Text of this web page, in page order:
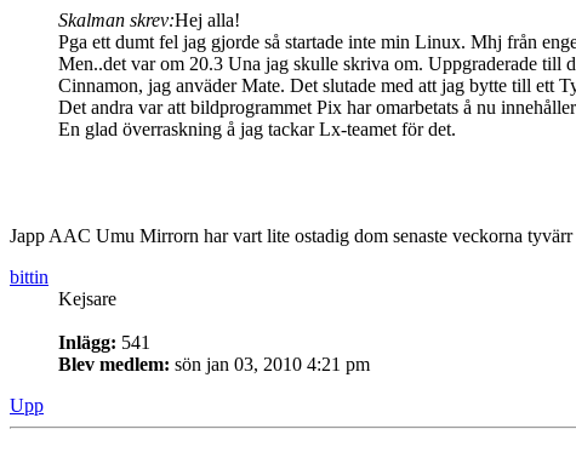
Skalman skrev:Hej alla!
Pga ett dumt fel jag gjorde så startade inte min Linux. Mhj från
Men..det var om 20.3 Una jag skulle skriva om. Uppgraderade till
Cinnamon, jag anväder Mate. Det slutade med att jag bytte till ett
Det andra var att bildprogrammet Pix har omarbetats å nu
En glad överraskning å jag tackar Lx-teamet för det.
Japp AAC Umu Mirrorn har vart lite ostadig dom senaste veckorna tyvärr
bittin
Kejsare
Inlägg: 541
Blev medlem: sön jan 03, 2010 4:21 pm
Upp